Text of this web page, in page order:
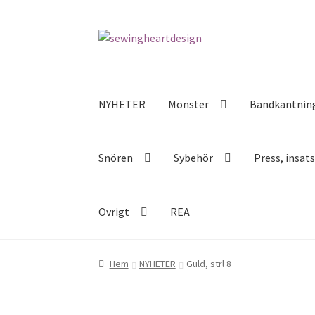
Hoppa
Hoppa
NYHETER Mönster
Snören Sybehör Press,
Övrigt REA
Hem NYHETER Guld, strl 8